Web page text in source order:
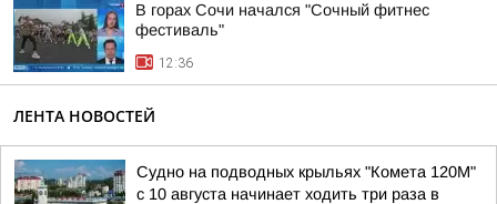
В горах Сочи начался "Сочный фитнес
фестиваль"
12:36
ЛЕНТА НОВОСТЕЙ
Судно на подводных крыльях "Комета 120М"
с 10 августа начинает ходить три раза в